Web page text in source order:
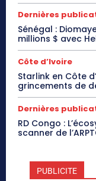
Dernières
Sénégal :
millions $ avec
Côte d’Ivoire
Starlink en Côte
grincements de
Dernières
RD Congo :
scanner de
PUBLICITE